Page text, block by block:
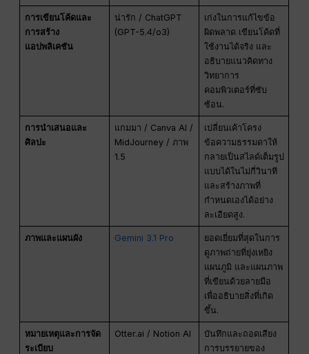
การเขียนโค้ดและ
การสร้าง
แอปพลิเคชัน
น่ารัก / ChatGPT
(GPT-5.4/o3)
เก่งในการแก้ไขข้อ
ผิดพลาด เขียนโค้ดที่
ใช้งานได้จริง และ
อธิบายแนวคิดทาง
วิทยาการ
คอมพิวเตอร์ที่ซับ
ซ้อน.
การนำเสนอและ
ศิลปะ
แกมมา / Canva AI /
MidJourney / ภาพ
1.5
เปลี่ยนเค้าโครง
ข้อความธรรมดาให้
กลายเป็นสไลด์เต็มรูป
แบบได้ในไม่กี่วินาที
และสร้างภาพที่
กำหนดเองได้อย่าง
ละเอียดสูง.
ภาพและแผนผัง Gemini 3.1 Pro
ยอดเยี่ยมที่สุดในการ
ดูภาพถ่ายที่ยุ่งเหยิง
แผนภูมิ และแผนภาพ
ที่เขียนด้วยลายมือ
เพื่ออธิบายสิ่งที่เกิด
ขึ้น.
หมายเหตุและการจัด
ระเบียบ
Otter.ai / Notion AI
บันทึกและถอดเสียง
การบรรยายของ